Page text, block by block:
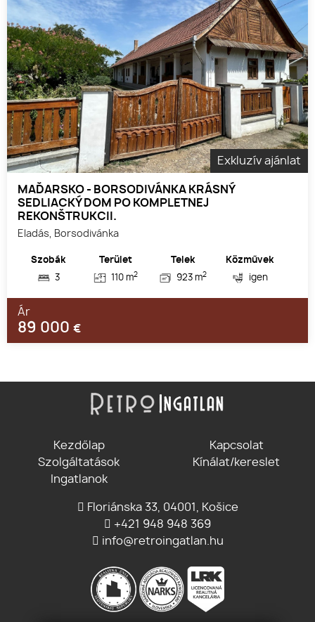
Exkluzív ajánlat
MAĎARSKO - BORSODIVÁNKA KRÁSNÝ
SEDLIACKÝ DOM PO KOMPLETNEJ
REKONŠTRUKCII.
Eladás, Borsodivánka
Szobák
3
Terület
110 m2
Telek
923 m2
Közművek
igen
Ár
89 000 €
Kezdőlap
Szolgáltatások
Ingatlanok
Kapcsolat
Kínálat/kereslet
Floriánska 33, 04001, Košice
+421 948 948 369
info@retroingatlan.hu